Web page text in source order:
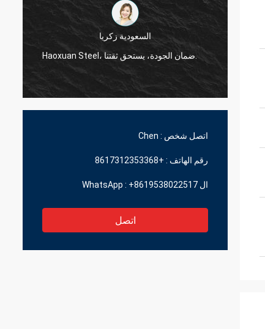
السعودية زكريا
اتصل شخص : Chen
رقم الهاتف : +8617312353368
ال WhatsApp : +8619538022517
اتصل